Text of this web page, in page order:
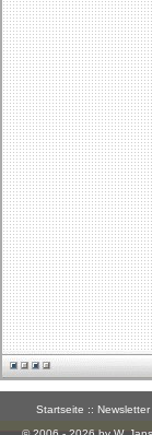
Startseite :: Newsletter